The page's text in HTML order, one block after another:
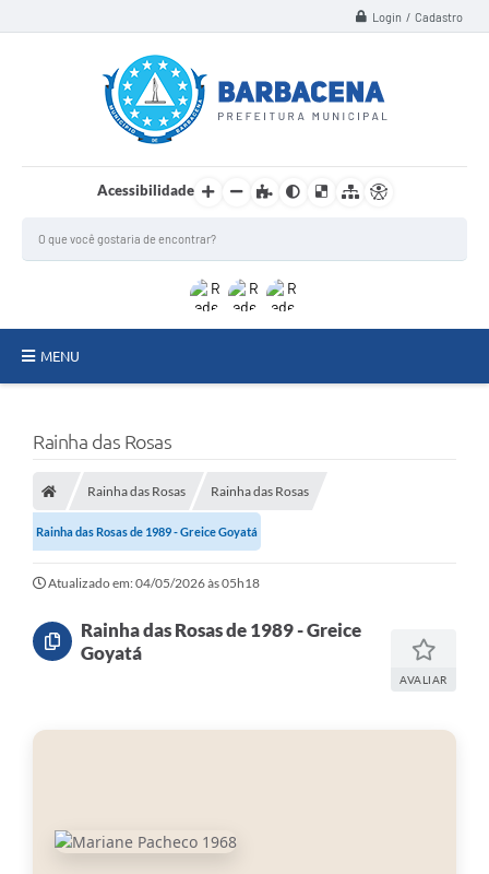
Login / Cadastro
Acessibilidade
MENU
Secretarias
Meio Ambiente
EDOB
Ouvidoria
Transparência
Serviços
Rainha das Rosas
Rainha das Rosas Rainha das Rosas
Rainha das Rosas de 1989 - Greice Goyatá
Atualizado em: 04/05/2026 às 05h18
Rainha das Rosas de 1989 - Greice
Goyatá
AVALIAR